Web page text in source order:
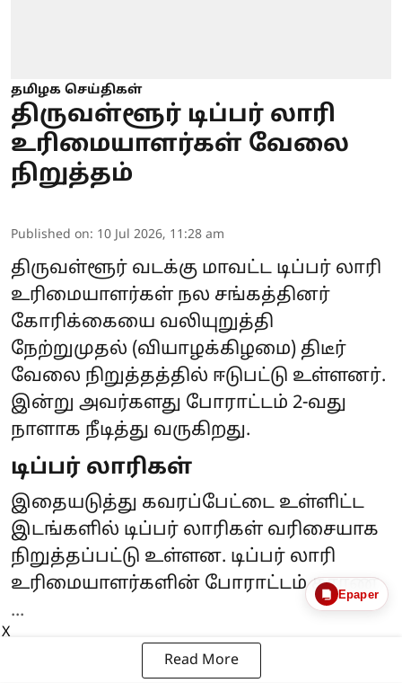
தமிழக செய்திகள்
திருவள்ளூர் டிப்பர் லாரி
உரிமையாளர்கள் வேலை
நிறுத்தம்
Published on: 10 Jul 2026, 11:28 am
திருவள்ளூர் வடக்கு மாவட்ட டிப்பர் லாரி
உரிமையாளர்கள் நல சங்கத்தினர்
கோரிக்கையை வலியுறுத்தி
நேற்றுமுதல் (வியாழக்கிழமை) திடீர்
வேலை நிறுத்தத்தில் ஈடுபட்டு உள்ளனர்.
இன்று அவர்களது போராட்டம் 2-வது
நாளாக நீடித்து வருகிறது.
டிப்பர் லாரிகள்
இதையடுத்து கவரப்பேட்டை உள்ளிட்ட
இடங்களில் டிப்பர் லாரிகள் வரிசையாக
நிறுத்தப்பட்டு உள்ளன. டிப்பர் லாரி
உரிமையாளர்களின் போராட்டம் காரண
...
Read More
Epaper
X